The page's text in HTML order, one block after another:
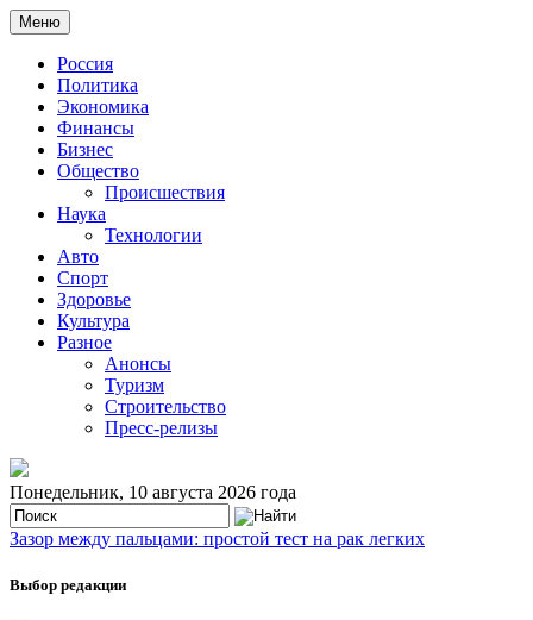
Меню
Россия
Политика
Экономика
Финансы
Бизнес
Общество
Происшествия
Наука
Технологии
Авто
Спорт
Здоровье
Культура
Разное
Анонсы
Туризм
Строительство
Пресс-релизы
Понедельник, 10 августа 2026 года
Зазор между пальцами: простой тест на рак легких
Выбор редакции